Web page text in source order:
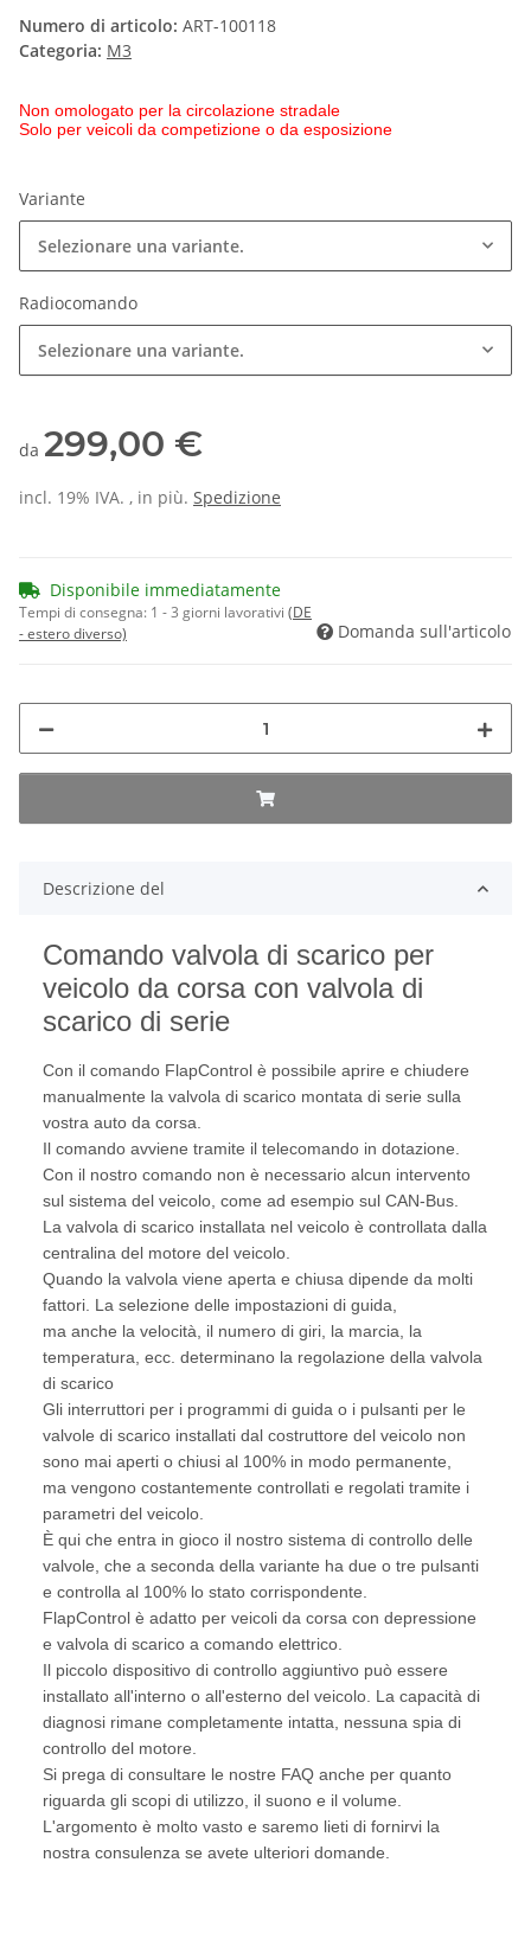
Numero di articolo: ART-100118
Categoria: M3
Non omologato per la circolazione stradale
Solo per veicoli da competizione o da esposizione
Variante
Selezionare una variante.
Radiocomando
Selezionare una variante.
da 299,00 €
incl. 19% IVA. , in più. Spedizione
Disponibile immediatamente
Tempi di consegna: 1 - 3 giorni lavorativi (DE
- estero diverso)
Domanda sull'articolo
Descrizione del
Comando valvola di scarico per
veicolo da corsa con valvola di
scarico di serie
Con il comando FlapControl è possibile aprire e chiudere
manualmente la valvola di scarico montata di serie sulla
vostra auto da corsa.
Il comando avviene tramite il telecomando in dotazione.
Con il nostro comando non è necessario alcun intervento
sul sistema del veicolo, come ad esempio sul CAN-Bus.
La valvola di scarico installata nel veicolo è controllata dalla
centralina del motore del veicolo.
Quando la valvola viene aperta e chiusa dipende da molti
fattori. La selezione delle impostazioni di guida,
ma anche la velocità, il numero di giri, la marcia, la
temperatura, ecc. determinano la regolazione della valvola
di scarico
Gli interruttori per i programmi di guida o i pulsanti per le
valvole di scarico installati dal costruttore del veicolo non
sono mai aperti o chiusi al 100% in modo permanente,
ma vengono costantemente controllati e regolati tramite i
parametri del veicolo.
È qui che entra in gioco il nostro sistema di controllo delle
valvole, che a seconda della variante ha due o tre pulsanti
e controlla al 100% lo stato corrispondente.
FlapControl è adatto per veicoli da corsa con depressione
e valvola di scarico a comando elettrico.
Il piccolo dispositivo di controllo aggiuntivo può essere
installato all'interno o all'esterno del veicolo. La capacità di
diagnosi rimane completamente intatta, nessuna spia di
controllo del motore.
Si prega di consultare le nostre FAQ anche per quanto
riguarda gli scopi di utilizzo, il suono e il volume.
L'argomento è molto vasto e saremo lieti di fornirvi la
nostra consulenza se avete ulteriori domande.